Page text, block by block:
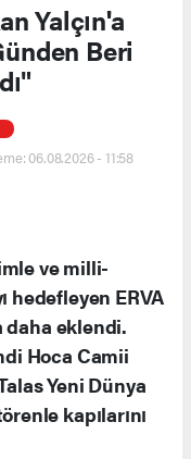
Yalçın'a
Beri
06.08.2026 - 11:58
ve milli-
hedefleyen ERVA
daha eklendi.
Hoca Camii
Yeni Dünya
kapılarını